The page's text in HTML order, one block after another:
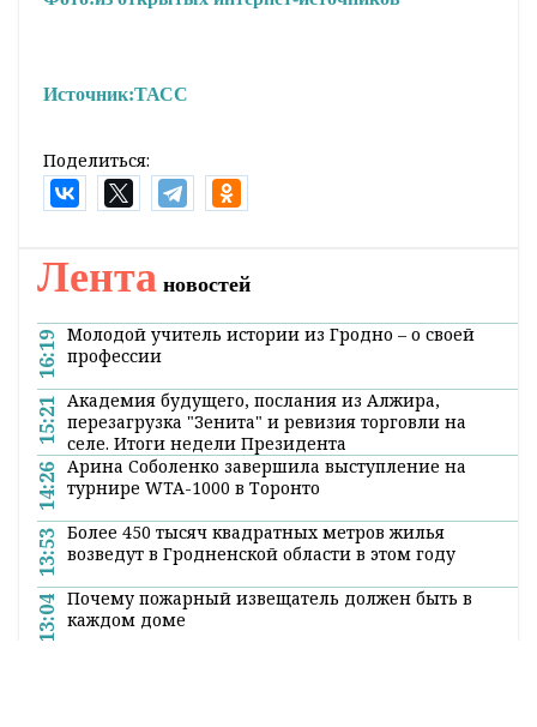
Источник:ТАСС
Поделиться:
Лента новостей
16:19 Молодой учитель истории из Гродно – о своей
профессии
15:21 Академия будущего, послания из Алжира,
перезагрузка "Зенита" и ревизия торговли на
селе. Итоги недели Президента
14:26 Арина Соболенко завершила выступление на
турнире WTA-1000 в Торонто
13:53 Более 450 тысяч квадратных метров жилья
возведут в Гродненской области в этом году
13:04 Почему пожарный извещатель должен быть в
каждом доме